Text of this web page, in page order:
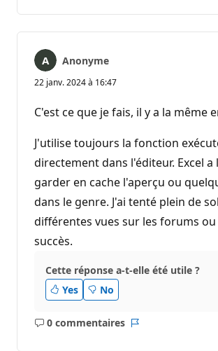
Anonyme
22 janv. 2024 à 16:47
C'est ce que je fais, il y a la même
J'utilise toujours la fonction
directement dans l'éditeur. Excel a
garder en cache l'aperçu ou
dans le genre. J'ai tenté plein de
différentes vues sur les forums ou
succès.
Cette réponse a-t-elle été utile ?
Yes
No
0 commentaires
Aucun